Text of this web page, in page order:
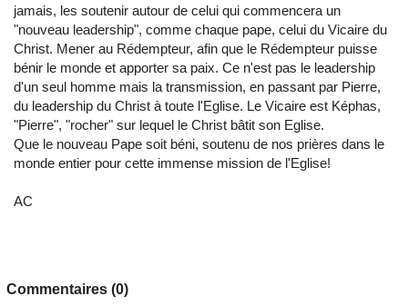
jamais, les soutenir autour de celui qui commencera un
"nouveau leadership", comme chaque pape, celui du Vicaire du
Christ. Mener au Rédempteur, afin que le Rédempteur puisse
bénir le monde et apporter sa paix. Ce n'est pas le leadership
d'un seul homme mais la transmission, en passant par Pierre,
du leadership du Christ à toute l'Eglise. Le Vicaire est Képhas,
"Pierre", "rocher" sur lequel le Christ bâtit son Eglise.
Que le nouveau Pape soit béni, soutenu de nos prières dans le
monde entier pour cette immense mission de l'Eglise!
AC
Commentaires (0)